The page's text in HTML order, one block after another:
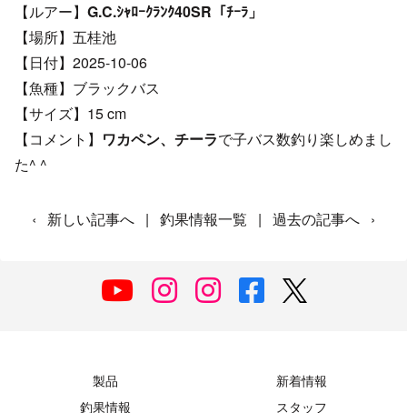
【ルアー】 G.C.ｼｬﾛｰｸﾗﾝｸ40SR「ﾁｰﾗ」
【場所】五桂池
【日付】2025-10-06
【魚種】ブラックバス
【サイズ】15 cm
【コメント】 ワカペン、チーラで子バス数釣り楽しめまし
た^ ^
‹ 新しい記事へ | 釣果情報一覧 | 過去の記事へ ›
製品
新着情報
釣果情報
スタッフ